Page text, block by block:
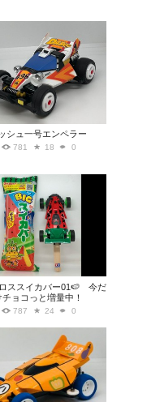
シュ一号エンペラー
781 18 0
ススイカバー01🍉 今だ
チョコっと増量中！
787 24 0